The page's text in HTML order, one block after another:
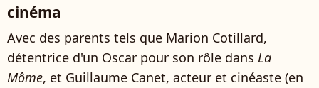
cinéma
Avec des parents tels que Marion Cotillard,
détentrice d'un Oscar pour son rôle dans La
Môme, et Guillaume Canet, acteur et cinéaste (en